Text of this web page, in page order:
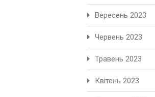
Вересень 2023
Червень 2023
Травень 2023
Квітень 2023